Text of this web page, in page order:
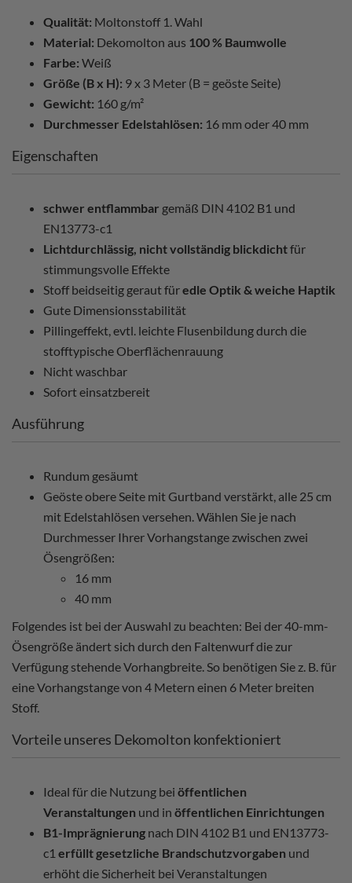
Qualität: Moltonstoff 1. Wahl
Material: Dekomolton aus 100 % Baumwolle
Farbe: Weiß
Größe (B x H): 9 x 3 Meter (B = geöste Seite)
Gewicht: 160 g/m²
Durchmesser Edelstahlösen: 16 mm oder 40 mm
Eigenschaften
schwer entflammbar gemäß DIN 4102 B1 und
EN13773-c1
Lichtdurchlässig, nicht vollständig blickdichtfür
stimmungsvolle Effekte
Stoff beidseitig geraut füredle Optik & weiche Haptik
Gute Dimensionsstabilität
Pillingeffekt, evtl. leichte Flusenbildung durch die
stofftypische Oberflächenrauung
Nicht waschbar
Sofort einsatzbereit
Ausführung
Rundum gesäumt
Geöste obere Seite mit Gurtband verstärkt, alle 25 cm
mit Edelstahlösen versehen. Wählen Sie je nach
Durchmesser Ihrer Vorhangstange zwischen zwei
Ösengrößen:
16 mm
40 mm
Folgendes ist bei der Auswahl zu beachten: Bei der 40-mm-
Ösengröße ändert sich durch den Faltenwurf die zur
Verfügung stehende Vorhangbreite. So benötigen Sie z. B. für
eine Vorhangstange von 4 Metern einen 6 Meter breiten
Stoff.
Vorteile unseres Dekomolton konfektioniert
Ideal für die Nutzung bei öffentlichen
Veranstaltungen und in öffentlichen Einrichtungen
B1-Imprägnierung nach DIN 4102 B1 und EN13773-
c1 erfüllt gesetzliche Brandschutzvorgaben und
erhöht die Sicherheit bei Veranstaltungen